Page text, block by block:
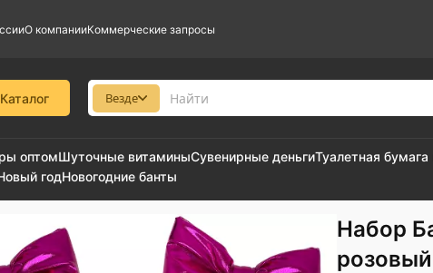
О компанииКоммерческие запросы
Каталог Везде
оптомШуточные витаминыСувенирные деньгиТуалетная
годНовогодние банты
Набор